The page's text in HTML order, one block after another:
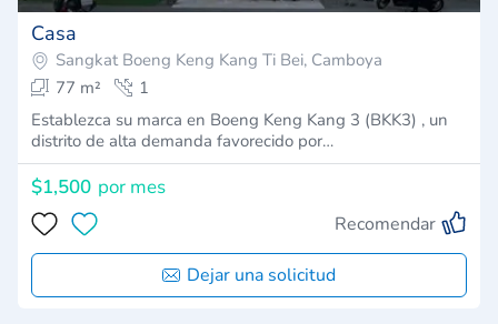
Casa
Sangkat Boeng Keng Kang Ti Bei, Camboya
77 m²
1
Establezca su marca en Boeng Keng Kang 3 (BKK3) , un
distrito de alta demanda favorecido por…
$1,500 por mes
Recomendar
Dejar una solicitud